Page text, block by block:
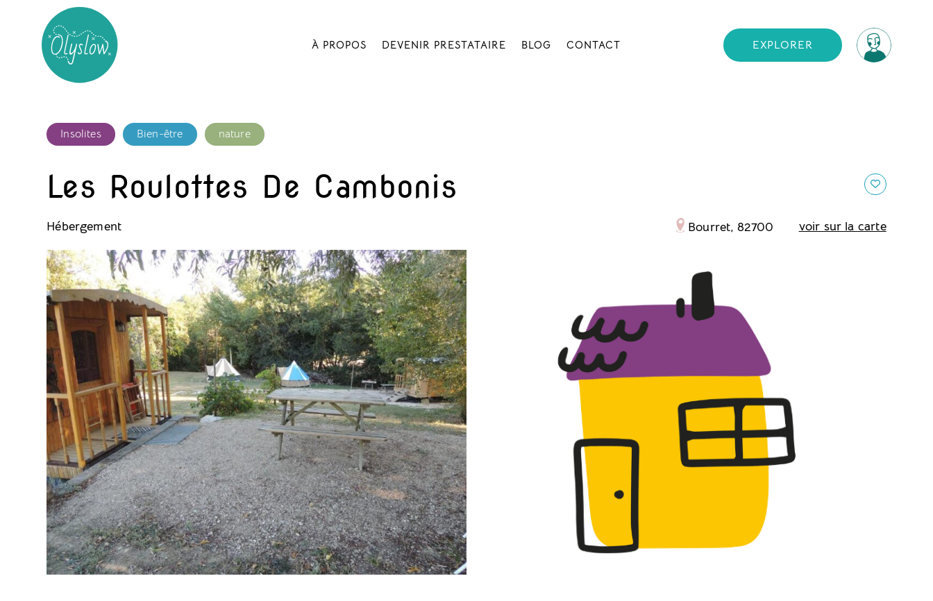
À PROPOS DEVENIR PRESTATAIRE BLOG CONTACT EXPLORER
Insolites Bien-être nature
Les Roulottes De Cambonis
Hébergement Bourret, 82700 voir sur la carte